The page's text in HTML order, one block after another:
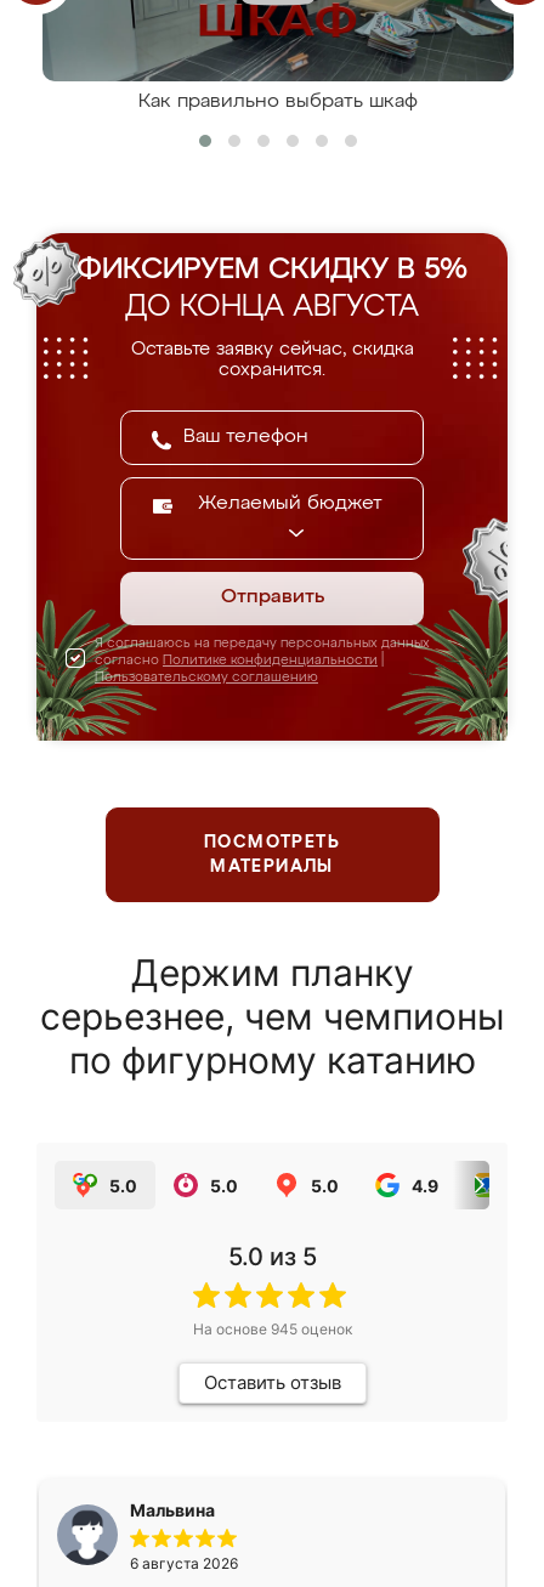
Как правильно выбрать шкаф
ФИКСИРУЕМ СКИДКУ В 5%
ДО КОНЦА АВГУСТА
Оставьте заявку сейчас, скидка
сохранится.
Желаемый бюджет
Отправить
Я соглашаюсь на передачу персональных данных
согласно Политике конфиденциальности
Пользовательскому соглашению
ПОСМОТРЕТЬ
МАТЕРИАЛЫ
Держим планку
серьезнее, чем чемпионы
по фигурному катанию
5.0 5.0 5.0 4.9
5.0 из 5
На основе 945оценок
Оставить отзыв
Мальвина
6 августа 2026